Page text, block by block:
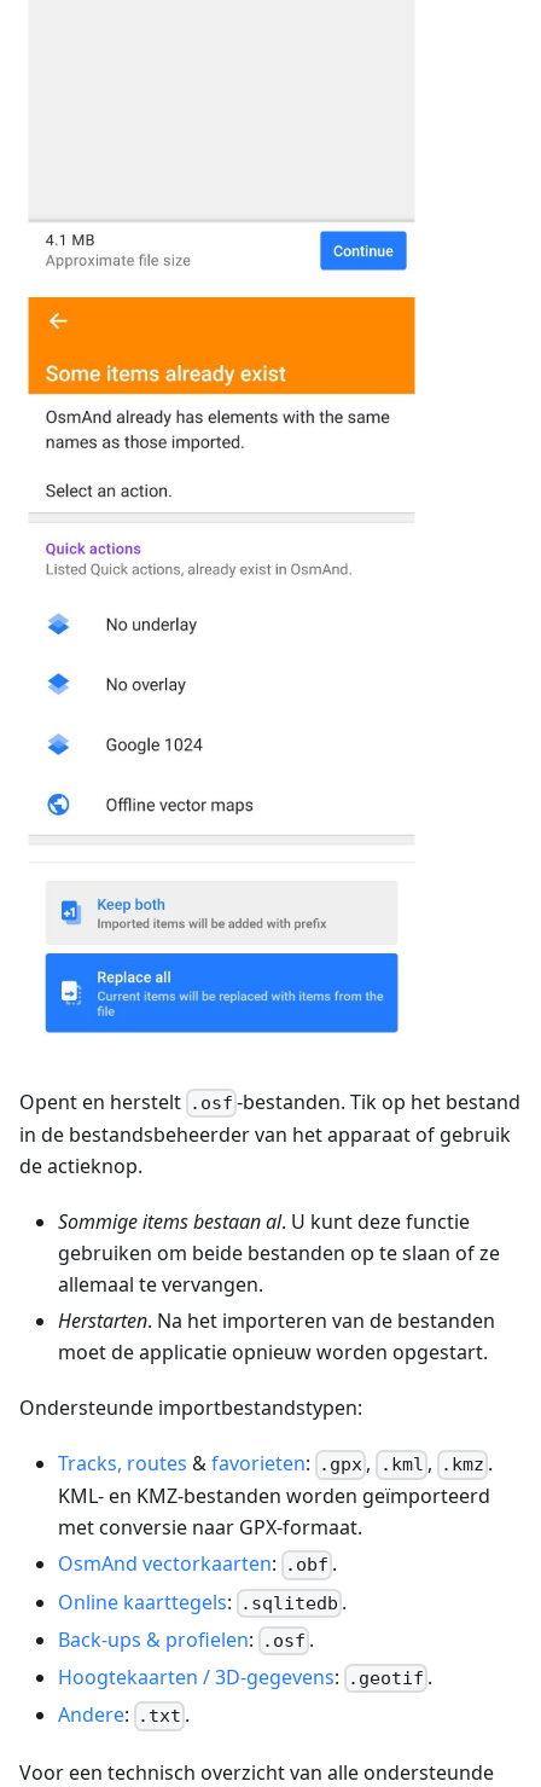
Opent en herstelt .osf -bestanden. Tik op het bestand
in de bestandsbeheerder van het apparaat of gebruik
de actieknop.
Sommige items bestaan al. U kunt deze functie
gebruiken om beide bestanden op te slaan of ze
allemaal te vervangen.
Herstarten. Na het importeren van de bestanden
moet de applicatie opnieuw worden opgestart.
Ondersteunde importbestandstypen:
Tracks, routes &favorieten: .gpx , .kml , .kmz .
KML- en KMZ-bestanden worden geïmporteerd
met conversie naar GPX-formaat.
OsmAnd vectorkaarten: .obf .
Online kaarttegels: .sqlitedb .
Back-ups & profielen: .osf .
Hoogtekaarten / 3D-gegevens: .geotif .
Andere: .txt .
Voor een technisch overzicht van alle ondersteunde